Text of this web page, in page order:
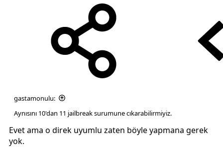
gastamonulu:
Aynısını 10'dan 11 jailbreak surumune cıkarabilirmiyiz.
Evet ama o direk uyumlu zaten böyle yapmana gerek
yok.